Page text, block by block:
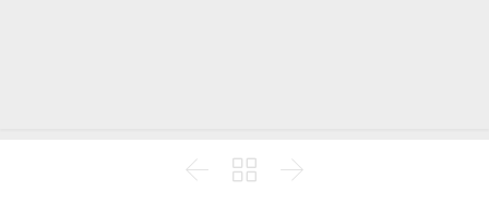
  